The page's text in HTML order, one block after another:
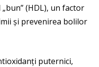
(HDL), un factor
și prevenirea bolilor
puternici,